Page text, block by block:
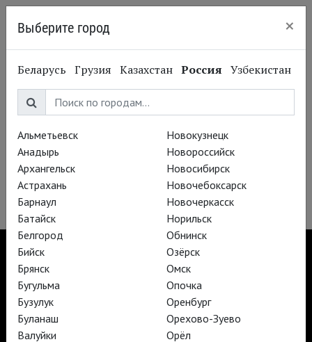
Театр «Шатле»
TheatreHD
TheatreHD Опера
TheatreHD Балет в кино
АРТ-ЛЕКТОРИЙ В КИНО
Выберите город ×
Беларусь Грузия Казахстан Россия Узбекистан
Альметьевск
Анадырь
Архангельск
Астрахань
Барнаул
Батайск
Белгород
Бийск
Брянск
Бугульма
Бузулук
Буланаш
Валуйки
Новокузнецк
Новороссийск
Новосибирск
Новочебоксарск
Новочеркасск
Норильск
Обнинск
Озёрск
Омск
Опочка
Оренбург
Орехово-Зуево
Орёл